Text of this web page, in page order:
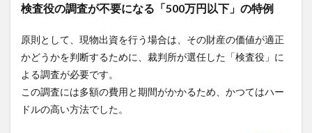
検査役の調査が不要になる「500万円以下」の特例
原則として、現物出資を行う場合は、その財産の価値が適正
かどうかを判断するために、裁判所が選任した「検査役」に
よる調査が必要です。
この調査には多額の費用と期間がかかるため、かつてはハー
ドルの高い方法でした。